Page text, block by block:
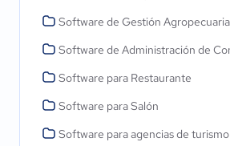
Software de Gestión Agropecuaria
Software de Administración de
Software para Restaurante
Software para Salón
Software para agencias de turismo